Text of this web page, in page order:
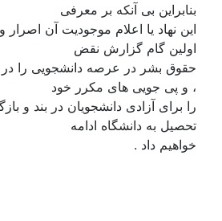
بنابراین بی آنکه بر معرفی
این نهاد یا اعلام موجودیت آن
اولین گام گزارش نقض
حقوق بشر در عرصه دانشجویی را در
، و پی جویی های مکرر خود
را برای آزادی دانشجویان در بند و
تحصیل به دانشگاه ادامه
خواهیم داد .